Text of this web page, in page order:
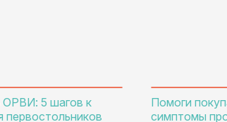
ОРВИ: 5 шагов к
первостольников
Помоги
симптомы